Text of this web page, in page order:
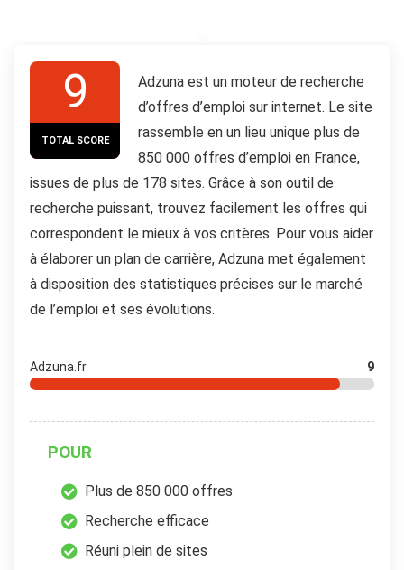
9
TOTAL SCORE
Adzuna est un moteur de recherche
d’offres d’emploi sur internet. Le site
rassemble en un lieu unique plus de
850 000 offres d’emploi en France,
issues de plus de 178 sites. Grâce à son outil de
recherche puissant, trouvez facilement les offres qui
correspondent le mieux à vos critères. Pour vous aider
à élaborer un plan de carrière, Adzuna met également
à disposition des statistiques précises sur le marché
de l’emploi et ses évolutions.
Adzuna.fr 9
POUR
Plus de 850 000 offres
Recherche efficace
Réuni plein de sites